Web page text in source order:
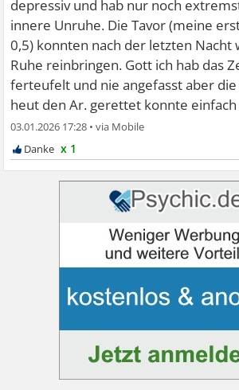
depressiv und hab nur noch
innere Unruhe. Die Tavor (meine
0,5) konnten nach der letzten Nacht
Ruhe reinbringen. Gott ich hab das
ferteufelt und nie angefasst aber
heut den Ar. gerettet konnte
03.01.2026 17:28 •
x 1